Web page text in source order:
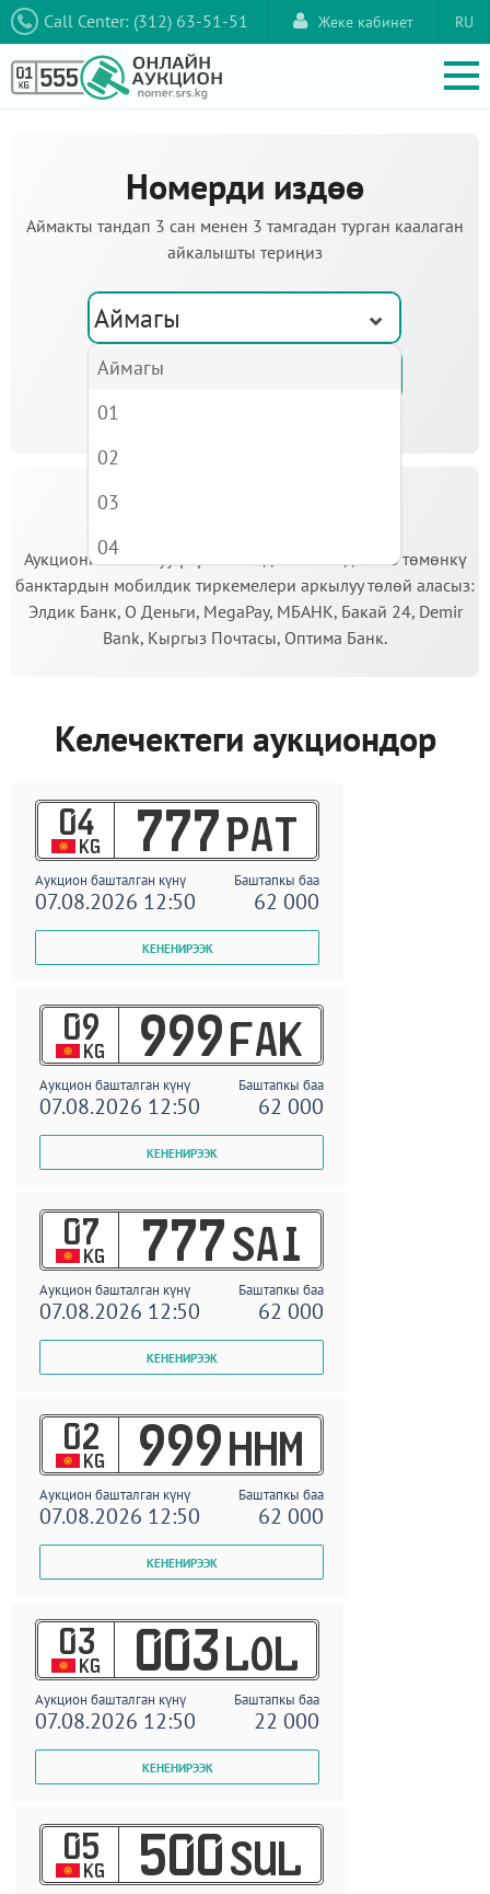
Call Center: (312) 63-51-51 RU
Жеке кабинет
Номерди издөө
Аймакты тандап 3 сан менен 3 тамгадан турган каалаган
айкалышты териңиз
Аймагы
Аукционго катышуу үчүн кепилдик салымды Сиз төмөнкү
банктардын мобилдик тиркемелери аркылуу төлөй аласыз:
Элдик Банк, О Деньги, MegaPay, МБАНК, Бакай 24, Demir
Bank, Кыргыз Почтасы, Оптима Банк.
Келечектеги аукциондор
04
KG 777 PAT
Аукцион башталган күнү Баштапкы баа
07.08.2026 12:50 62 000
09
KG 999 FAK
Аукцион башталган күнү Баштапкы баа
07.08.2026 12:50 62 000
07
KG 777 SAI
Аукцион башталган күнү Баштапкы баа
07.08.2026 12:50 62 000
02
KG 999 HHM
Аукцион башталган күнү Баштапкы баа
07.08.2026 12:50 62 000
03
KG 003 LOL
Аукцион башталган күнү Баштапкы баа
07.08.2026 12:50 22 000
05
KG 500 SUL
Аймагы
01
02
03
04
05
06